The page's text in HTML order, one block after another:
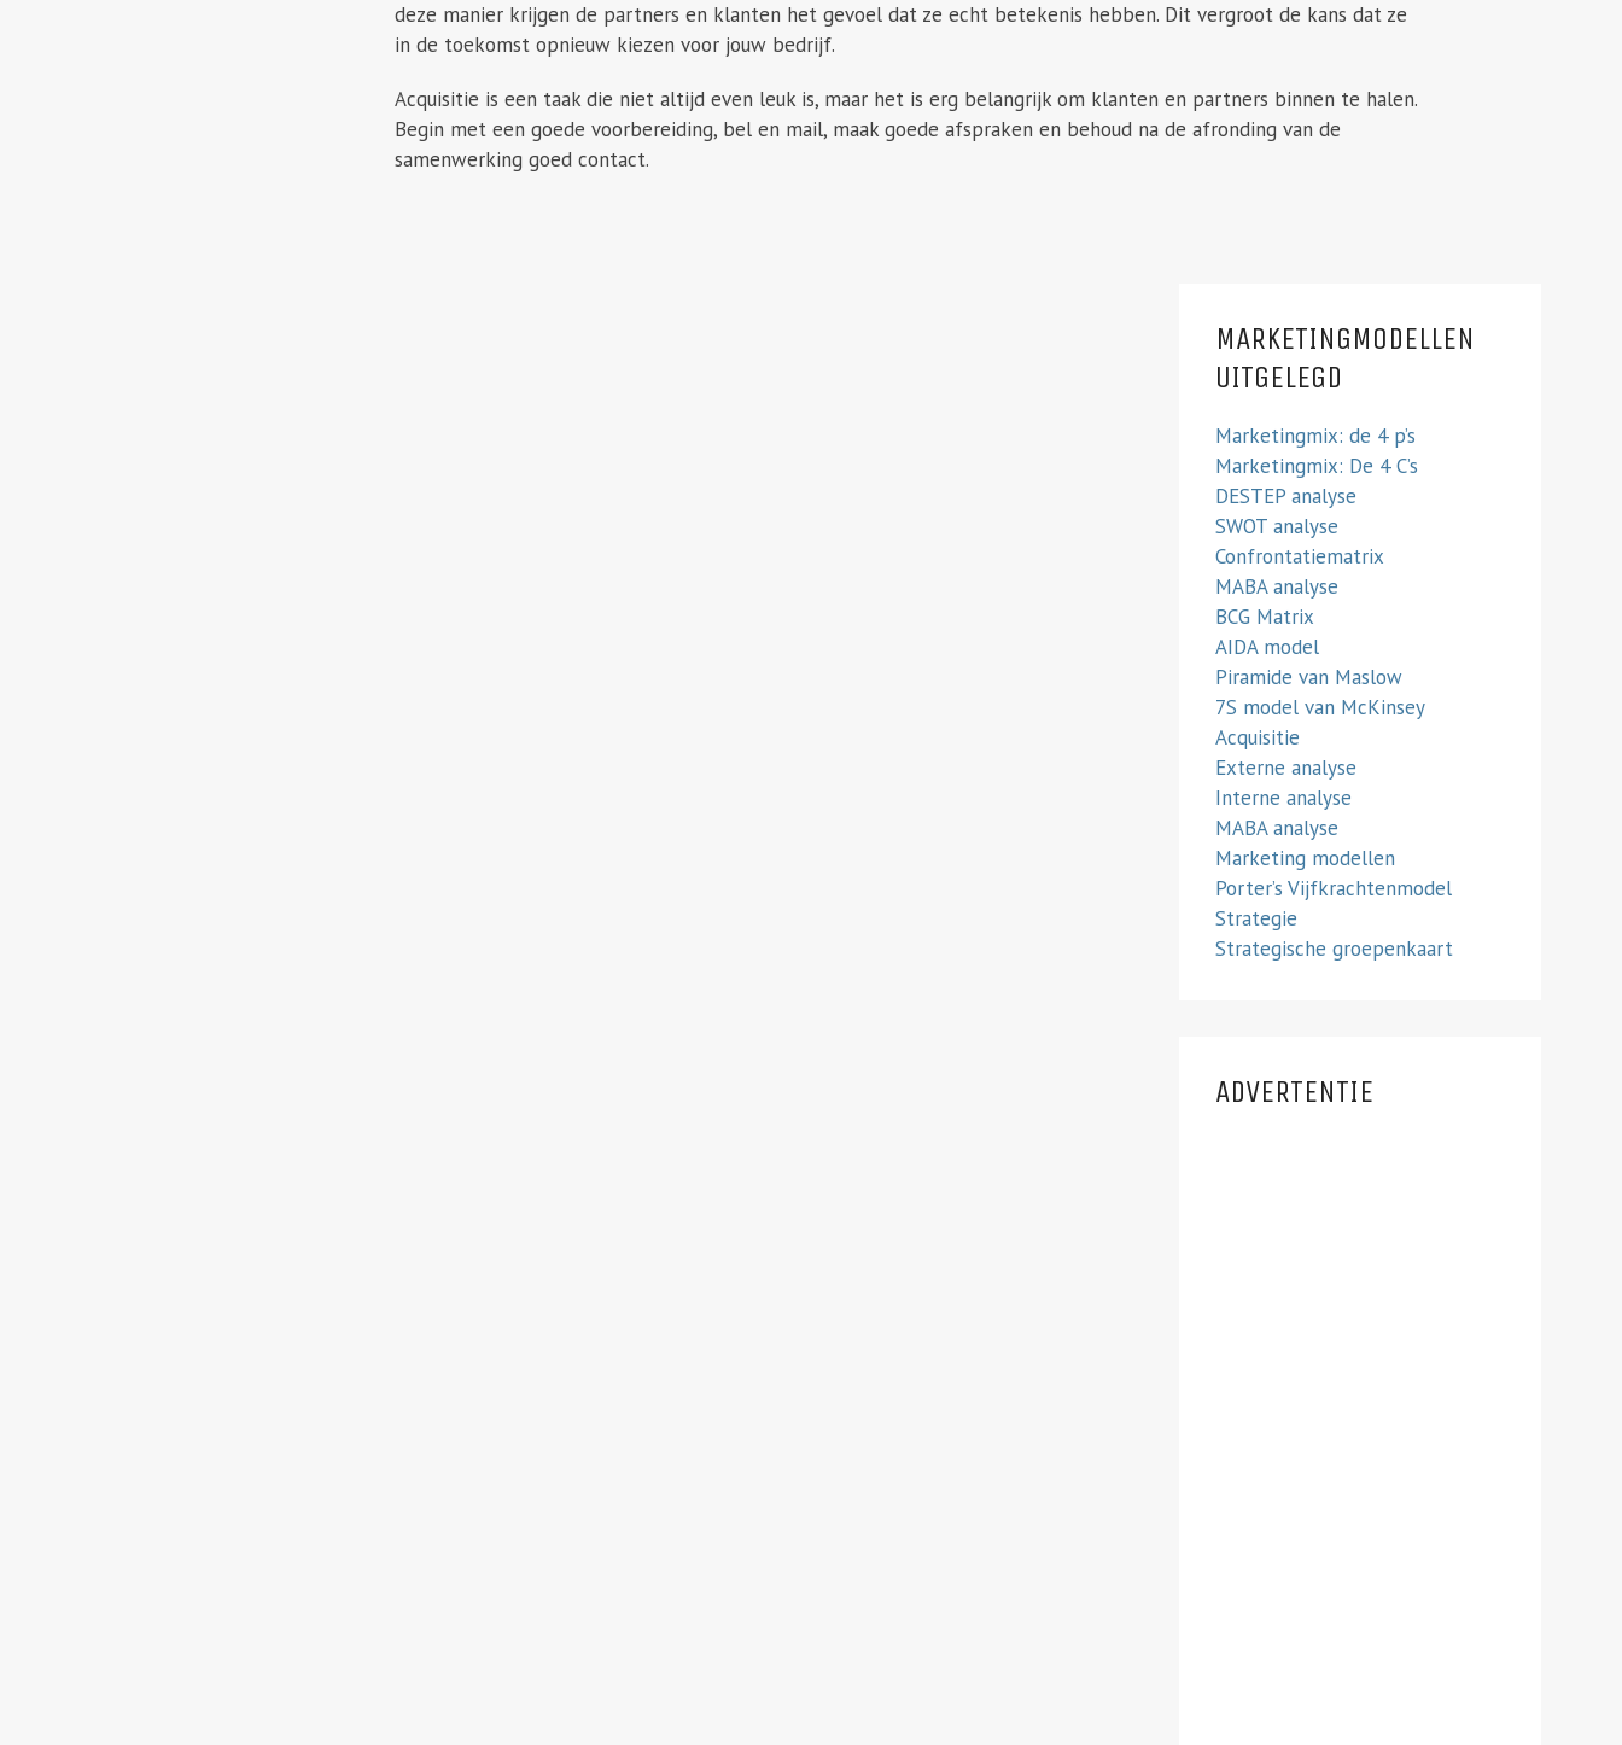
deze manier krijgen de partners en klanten het gevoel dat ze echt betekenis hebben. Dit vergroot de kans dat ze
in de toekomst opnieuw kiezen voor jouw bedrijf.
Acquisitie is een taak die niet altijd even leuk is, maar het is erg belangrijk om klanten en partners binnen te halen.
Begin met een goede voorbereiding, bel en mail, maak goede afspraken en behoud na de afronding van de
samenwerking goed contact.
MARKETINGMODELLEN
UITGELEGD
Marketingmix: de 4 p’s
Marketingmix: De 4 C’s
DESTEP analyse
SWOT analyse
Confrontatiematrix
MABA analyse
BCG Matrix
AIDA model
Piramide van Maslow
7S model van McKinsey
Acquisitie
Externe analyse
Interne analyse
MABA analyse
Marketing modellen
Porter’s Vijfkrachtenmodel
Strategie
Strategische groepenkaart
ADVERTENTIE